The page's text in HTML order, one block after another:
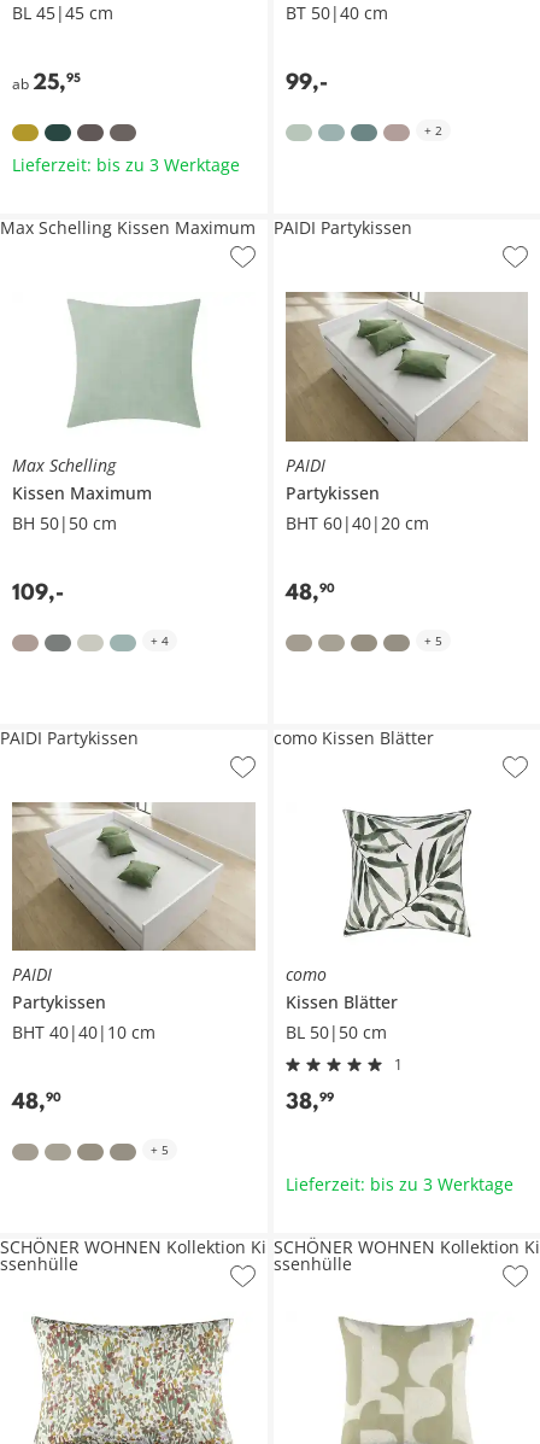
BL 45|45 cm
ab 25,95
Lieferzeit: bis zu 3 Werktage
BT 50|40 cm
99,-
+ 2
Max Schelling
Kissen Maximum
BH 50|50 cm
109,-
Max Schelling Kissen Maximum
+ 4
PAIDI
Partykissen
BHT 60|40|20 cm
48,90
PAIDI Partykissen
+ 5
PAIDI
Partykissen
BHT 40|40|10 cm
48,90
PAIDI Partykissen
+ 5
como
Kissen Blätter
BL 50|50 cm
1
38,99
como Kissen Blätter
Lieferzeit: bis zu 3 Werktage
SCHÖNER WOHNEN Kollektion Ki
ssenhülle
SCHÖNER WOHNEN Kollektion Ki
ssenhülle